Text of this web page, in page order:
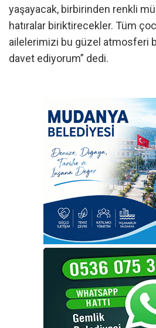
yaşayacak, birbirinden renkli
hatıralar biriktirecekler. Tüm
ailelerimizi bu güzel atmosferi
davet ediyorum” dedi.